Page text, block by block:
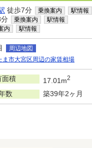
徒歩7分 乗換案内 駅情報
乗換案内 駅情報
内 駅情報
周辺地図
ま市大宮区周辺の家賃相場
面積 17.01m2
数 築39年2ヶ月